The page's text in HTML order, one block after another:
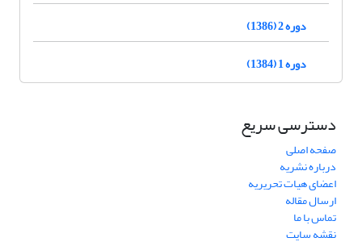
دوره 2 (1386)
دوره 1 (1384)
دسترسی سریع
صفحه اصلی
درباره نشریه
اعضای هیات تحریریه
ارسال مقاله
تماس با ما
نقشه سایت